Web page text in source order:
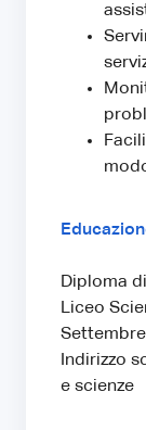
Diploma
Liceo
Indirizzo
e scienze